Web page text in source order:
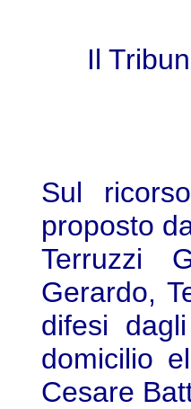
Il
Sul
proposto
Terruzzi
Gerardo,
difesi
domicilio
Cesare